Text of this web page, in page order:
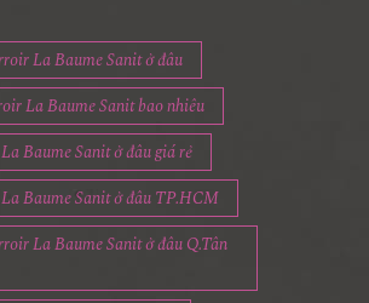
La Baume Sanit ở đâu
La Baume Sanit bao nhiêu
Baume Sanit ở đâu giá rẻ
Baume Sanit ở đâu TP.HCM
La Baume Sanit ở đâu Q.Tân